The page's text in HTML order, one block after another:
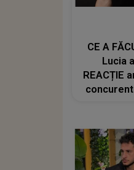
CE A
Lucia
REACȚIE